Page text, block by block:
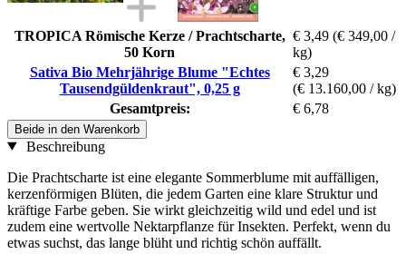
TROPICA Römische Kerze / Prachtscharte,
50 Korn
€ 3,49 (€ 349,00 /
kg)
Sativa Bio Mehrjährige Blume "Echtes
Tausendgüldenkraut", 0,25 g
€ 3,29
(€ 13.160,00 / kg)
Gesamtpreis:
€ 6,78
Beide in den Warenkorb
Beschreibung
Die Prachtscharte ist eine elegante Sommerblume mit auffälligen,
kerzenförmigen Blüten, die jedem Garten eine klare Struktur und
kräftige Farbe geben. Sie wirkt gleichzeitig wild und edel und ist
zudem eine wertvolle Nektarpflanze für Insekten. Perfekt, wenn du
etwas suchst, das lange blüht und richtig schön auffällt.